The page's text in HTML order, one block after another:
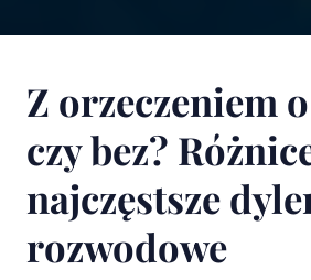
Prawo spadkowe
Prawo pracy
Prawo ubezpieczeń
Cennik
Z orzeczeniem
czy bez?
najczęstsze
rozwodowe